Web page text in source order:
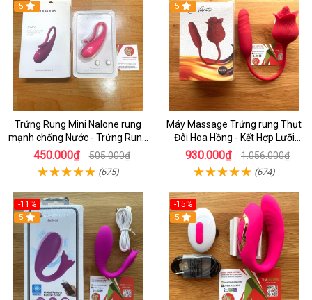
5
Trứng Rung Mini Nalone rung
mạnh chống Nước - Trứng Rung
Giá rẻ Hcm
450.000₫ 505.000₫
(675)
5
Máy Massage Trứng rung Thụt
Đôi Hoa Hồng - Kết Hợp Lưỡi
Liếm Kích Thích Âm Vật Cho Nữ
Tự Sướng
930.000₫ 1.056.000₫
(674)
-11%
5
-15%
5